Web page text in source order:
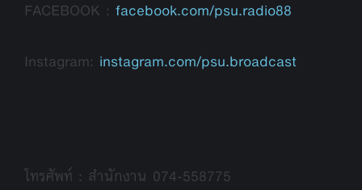
FACEBOOK : facebook.com/psu.radio88
Instagram: instagram.com/psu.broadcast
โทรศัพท์ : สำนักงาน 074-558775